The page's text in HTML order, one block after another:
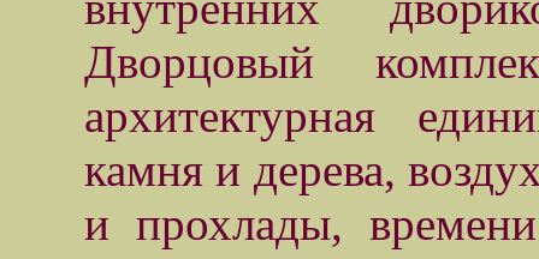
Дворцовый
архитектурная
камня и дерева,
и прохлады,